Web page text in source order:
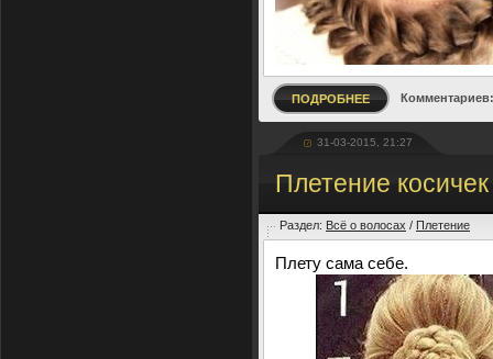
ПОДРОБНЕЕ
31-03-2015, 21:27
Плетение косичек
Раздел: Всё о волосах / Плетение
Плету сама себе.